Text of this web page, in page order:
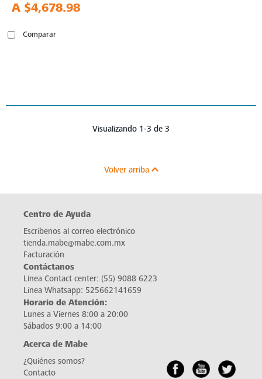
A $4,678.98
Comparar
Visualizando 1-3 de 3
Volver arriba
Centro de Ayuda
Escríbenos al correo electrónico
tienda.mabe@mabe.com.mx
Facturación
Contáctanos
Línea Contact center: (55) 9088 6223
Línea Whatsapp: 525662141659
Horario de Atención:
Lunes a Viernes 8:00 a 20:00
Sábados 9:00 a 14:00
Acerca de Mabe
¿Quiénes somos?
Contacto